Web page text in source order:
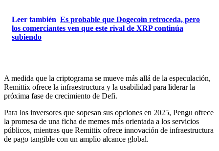
Leer también Es probable que Dogecoin retroceda, pero
los comerciantes ven que este rival de XRP continúa
subiendo
A medida que la criptograma se mueve más allá de la especulación,
Remittix ofrece la infraestructura y la usabilidad para liderar la
próxima fase de crecimiento de Defi.
Para los inversores que sopesan sus opciones en 2025, Pengu ofrece
la promesa de una ficha de memes más orientada a los servicios
públicos, mientras que Remittix ofrece innovación de infraestructura
de pago tangible con un amplio alcance global.